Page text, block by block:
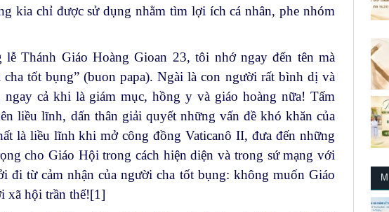
kia chỉ được sử dụng nhằm tìm lợi ích cá nhân, phe nhóm
Thánh Giáo Hoàng Gioan 23, tôi nhớ ngay đến tên mà
tốt bụng” (buon papa). Ngài là con người rất bình dị và
cả khi là giám mục, hồng y và giáo hoàng nữa! Tấm
liều lĩnh, dấn thân giải quyết những vấn đề khó khăn của
là liều lĩnh khi mở công đồng Vaticanô II, đưa đến những
cho Giáo Hội trong cách hiện diện và trong sứ mạng với
đi từ cảm nhận của người cha tốt bụng: không muốn Giáo
xã hội trần thế![1]